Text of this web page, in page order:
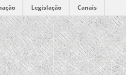
Legislação Canais